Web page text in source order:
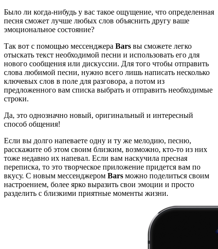
Было ли когда-нибудь у вас такое ощущение, что определенная
песня сможет лучше любых слов объяснить другу ваше
эмоциональное состояние?
Так вот с помощью мессенджера Bars вы сможете легко
отыскать текст необходимой песни и использовать его для
нового сообщения или дискуссии. Для того чтобы отправить
слова любимой песни, нужно всего лишь написать несколько
ключевых слов в поле для разговора, а потом из
предложенного вам списка выбрать и отправить необходимые
строки.
Да, это однозначно новый, оригинальный и интересный
способ общения!
Если вы долго напеваете одну и ту же мелодию, песню,
расскажите об этом своим близким, возможно, кто-то из них
тоже недавно их напевал. Если вам наскучила пресная
переписка, то это творческое приложение придется вам по
вкусу. С новым мессенджером Bars можно поделиться своим
настроением, более ярко выразить свои эмоции и просто
разделить с близкими приятные моменты жизни.